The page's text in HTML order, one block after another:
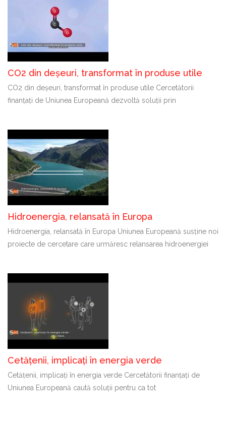
CO2 din deșeuri, transformat în produse utile
CO2 din deșeuri, transformat în produse utile Cercetătorii
finanțați de Uniunea Europeană dezvoltă soluții prin
Hidroenergia, relansată în Europa
Hidroenergia, relansată în Europa Uniunea Europeană susține noi
proiecte de cercetare care urmăresc relansarea hidroenergiei
Cetățenii, implicați în energia verde
Cetățenii, implicați în energia verde Cercetătorii finanțați de
Uniunea Europeană caută soluții pentru ca tot